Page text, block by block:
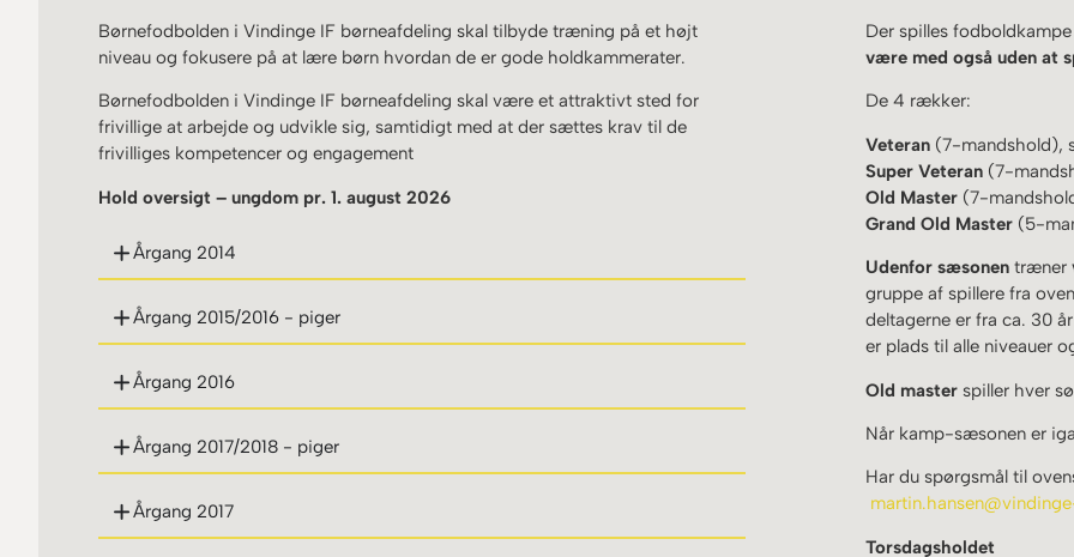
Børnefodbolden i Vindinge IF børneafdeling skal tilbyde træning på et højt
niveau og fokusere på at lære børn hvordan de er gode holdkammerater.
Børnefodbolden i Vindinge IF børneafdeling skal være et attraktivt sted for
frivillige at arbejde og udvikle sig, samtidigt med at der sættes krav til de
frivilliges kompetencer og engagement
Hold oversigt – ungdom pr. 1. august 2026
Årgang 2014
Årgang 2015/2016 - piger
Årgang 2016
Årgang 2017/2018 - piger
Årgang 2017
Der spilles
være med også uden at
De 4 rækker:
Veteran (7-mandshold),
Super Veteran (7-
Old Master (7-
Grand Old Master (5-
Udenfor sæsonen træner
gruppe af spillere fra
deltagerne er fra ca. 30
er plads til alle niveauer
Old master spiller hver
Når kamp-sæsonen er
Har du spørgsmål til
Torsdagsholdet